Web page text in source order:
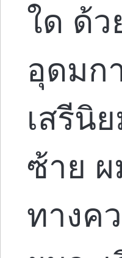
ใด ด้ว
อุดมก
เสรีนิ
ซ้าย ผ
ทางค